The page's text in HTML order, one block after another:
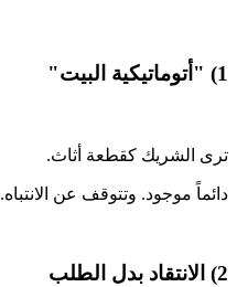
1) "أتوماتيكية البيت"
ترى الشريك كقطعة أثاث.
دائماً موجود. وتتوقف عن الانتباه.
2) الانتقاد بدل الطلب